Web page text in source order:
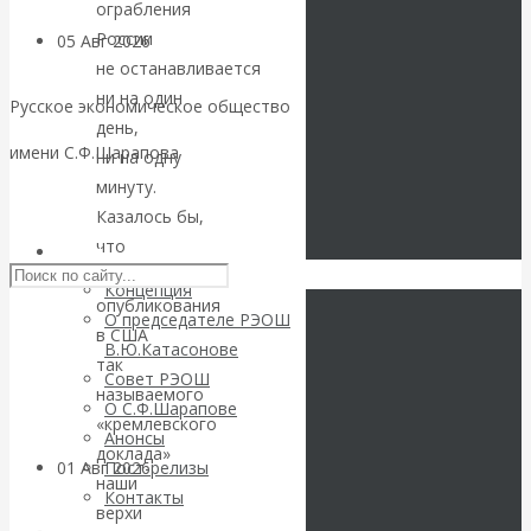
Русское экономическое общество
имени С.Ф.Шарапова
Skip to content
РЭОШ
Концепция
О председателе РЭОШ
В.Ю.Катасонове
Совет РЭОШ
О С.Ф.Шарапове
Анонсы
Пост-релизы
Контакты
05 Авг 2026Деньги
Валентин
Катасонов. Еще
раз на тему
блокировки
банковских
счетов
01 Авг 2026Геополитика
ограбления
России
не останавливается
ни на один
день,
ни на одну
минуту.
Казалось бы,
что
после
опубликования
в США
так
называемого
«кремлевского
доклада»
наши
верхи